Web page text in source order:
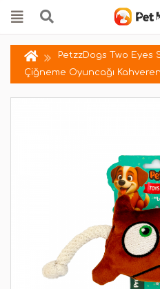
PetzzDogs Two Eyes
Çiğneme Oyuncağı